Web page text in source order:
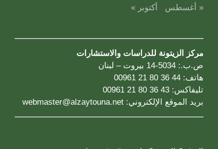
« أغسطس
أكتوبر »
مركز الزيتونة للدراسات والاستشارات
ص.ب.: 5034-14 بيروت – لبنان
هاتف: 44 36 80 21 00961
تليفاكس: 43 36 80 21 00961
بريد الموقع الإلكتروني: webmaster@alzaytouna.net